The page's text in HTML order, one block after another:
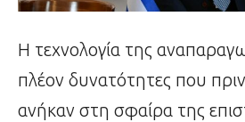
Η τεχνολογία της
πλέον δυνατότητες που πριν
ανήκαν στη σφαίρα της